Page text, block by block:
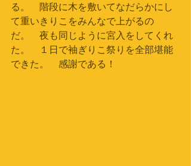
る。　階段に木を敷いてなだらかにし
て重いきりこをみんなで上がるの
だ。　夜も同じように宮入をしてくれ
た。　１日で袖ぎりこ祭りを全部堪能
できた。　感謝である！